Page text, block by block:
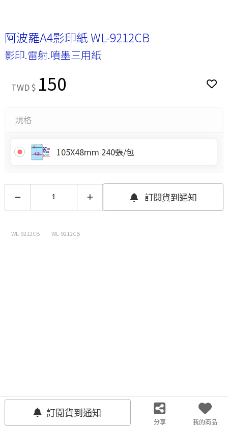
阿波羅A4影印紙 WL-9212CB
影印.雷射.噴墨三用紙
TWD $ 150
規格
105X48mm 240張/包
訂閱貨到通知
WL-9212CB WL-9212CB
訂閱貨到通知
分享 我的商品